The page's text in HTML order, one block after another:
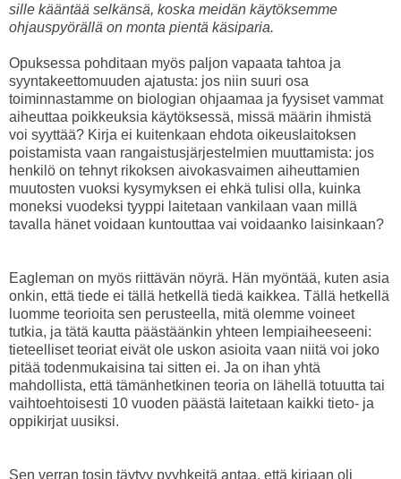
sille kääntää selkänsä, koska meidän käytöksemme
ohjauspyörällä on monta pientä käsiparia.
Opuksessa pohditaan myös paljon vapaata tahtoa ja
syyntakeettomuuden ajatusta: jos niin suuri osa
toiminnastamme on biologian ohjaamaa ja fyysiset vammat
aiheuttaa poikkeuksia käytöksessä, missä määrin ihmistä
voi syyttää? Kirja ei kuitenkaan ehdota oikeuslaitoksen
poistamista vaan rangaistusjärjestelmien muuttamista: jos
henkilö on tehnyt rikoksen aivokasvaimen aiheuttamien
muutosten vuoksi kysymyksen ei ehkä tulisi olla, kuinka
moneksi vuodeksi tyyppi laitetaan vankilaan vaan millä
tavalla hänet voidaan kuntouttaa vai voidaanko laisinkaan?
Eagleman on myös riittävän nöyrä. Hän myöntää, kuten asia
onkin, että tiede ei tällä hetkellä tiedä kaikkea. Tällä hetkellä
luomme teorioita sen perusteella, mitä olemme voineet
tutkia, ja tätä kautta päästäänkin yhteen lempiaiheeseeni:
tieteelliset teoriat eivät ole uskon asioita vaan niitä voi joko
pitää todenmukaisina tai sitten ei. Ja on ihan yhtä
mahdollista, että tämänhetkinen teoria on lähellä totuutta tai
vaihtoehtoisesti 10 vuoden päästä laitetaan kaikki tieto- ja
oppikirjat uusiksi.
Sen verran tosin täytyy pyyhkeitä antaa, että kirjaan oli